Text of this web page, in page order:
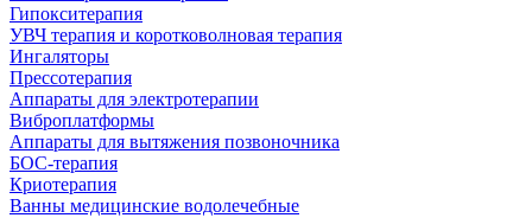
Гипокситерапия
УВЧ терапия и коротковолновая терапия
Ингаляторы
Прессотерапия
Аппараты для электротерапии
Виброплатформы
Аппараты для вытяжения позвоночника
БОС-терапия
Криотерапия
Ванны медицинские водолечебные